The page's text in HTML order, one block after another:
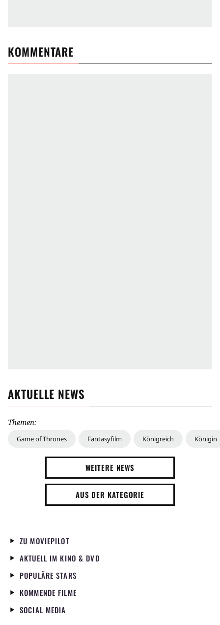
KOMMENTARE
AKTUELLE NEWS
Themen:
Game of Thrones Fantasyfilm Königreich Königin
WEITERE NEWS
AUS DER KATEGORIE
ZU MOVIEPILOT
AKTUELL IM KINO & DVD
POPULÄRE STARS
KOMMENDE FILME
SOCIAL MEDIA